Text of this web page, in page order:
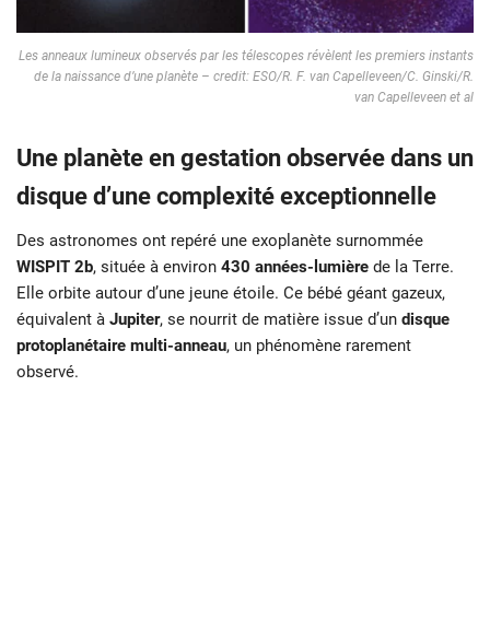
Les anneaux lumineux observés par les télescopes révèlent les premiers instants
de la naissance d’une planète – credit: ESO/R. F. van Capelleveen/C. Ginski/R.
van Capelleveen et al
Une planète en gestation observée dans un
disque d’une complexité exceptionnelle
Des astronomes ont repéré une exoplanète surnommée
WISPIT 2b, située à environ 430 années-lumière de la Terre.
Elle orbite autour d’une jeune étoile. Ce bébé géant gazeux,
équivalent à Jupiter, se nourrit de matière issue d’un disque
protoplanétaire multi-anneau, un phénomène rarement
observé.